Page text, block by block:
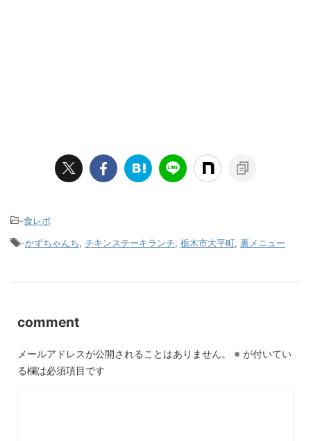
-食レポ
-かずちゃんち, チキンステーキランチ, 栃木市大平町, 裏メニュー
comment
メールアドレスが公開されることはありません。 ※ が付いてい
る欄は必須項目です